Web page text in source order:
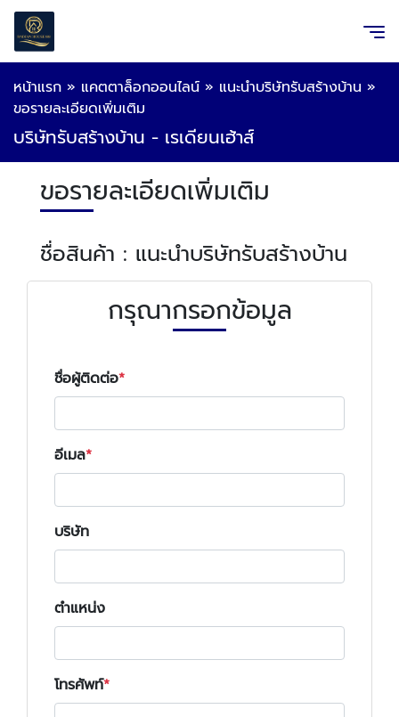
หน้าแรก » แคตตาล็อกออนไลน์ » แนะนำบริษัทรับสร้างบ้าน »
ขอรายละเอียดเพิ่มเติม
บริษัทรับสร้างบ้าน - เรเดียนเฮ้าส์
ขอรายละเอียดเพิ่มเติม
ชื่อสินค้า : แนะนำบริษัทรับสร้างบ้าน
กรุณากรอกข้อมูล
ชื่อผู้ติดต่อ
อีเมล
บริษัท
ตำแหน่ง
โทรศัพท์